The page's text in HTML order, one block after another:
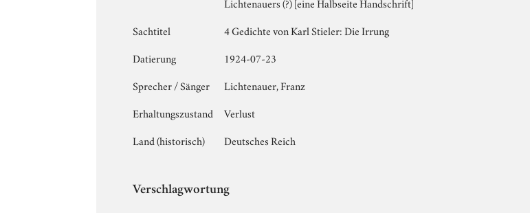
Sachtitel
4 Gedichte von Karl Stieler: Die Irrung
Datierung
1924-07-23
Sprecher / Sänger
Lichtenauer, Franz
Erhaltungszustand
Verlust
Land (historisch)
Deutsches Reich
Verschlagwortung